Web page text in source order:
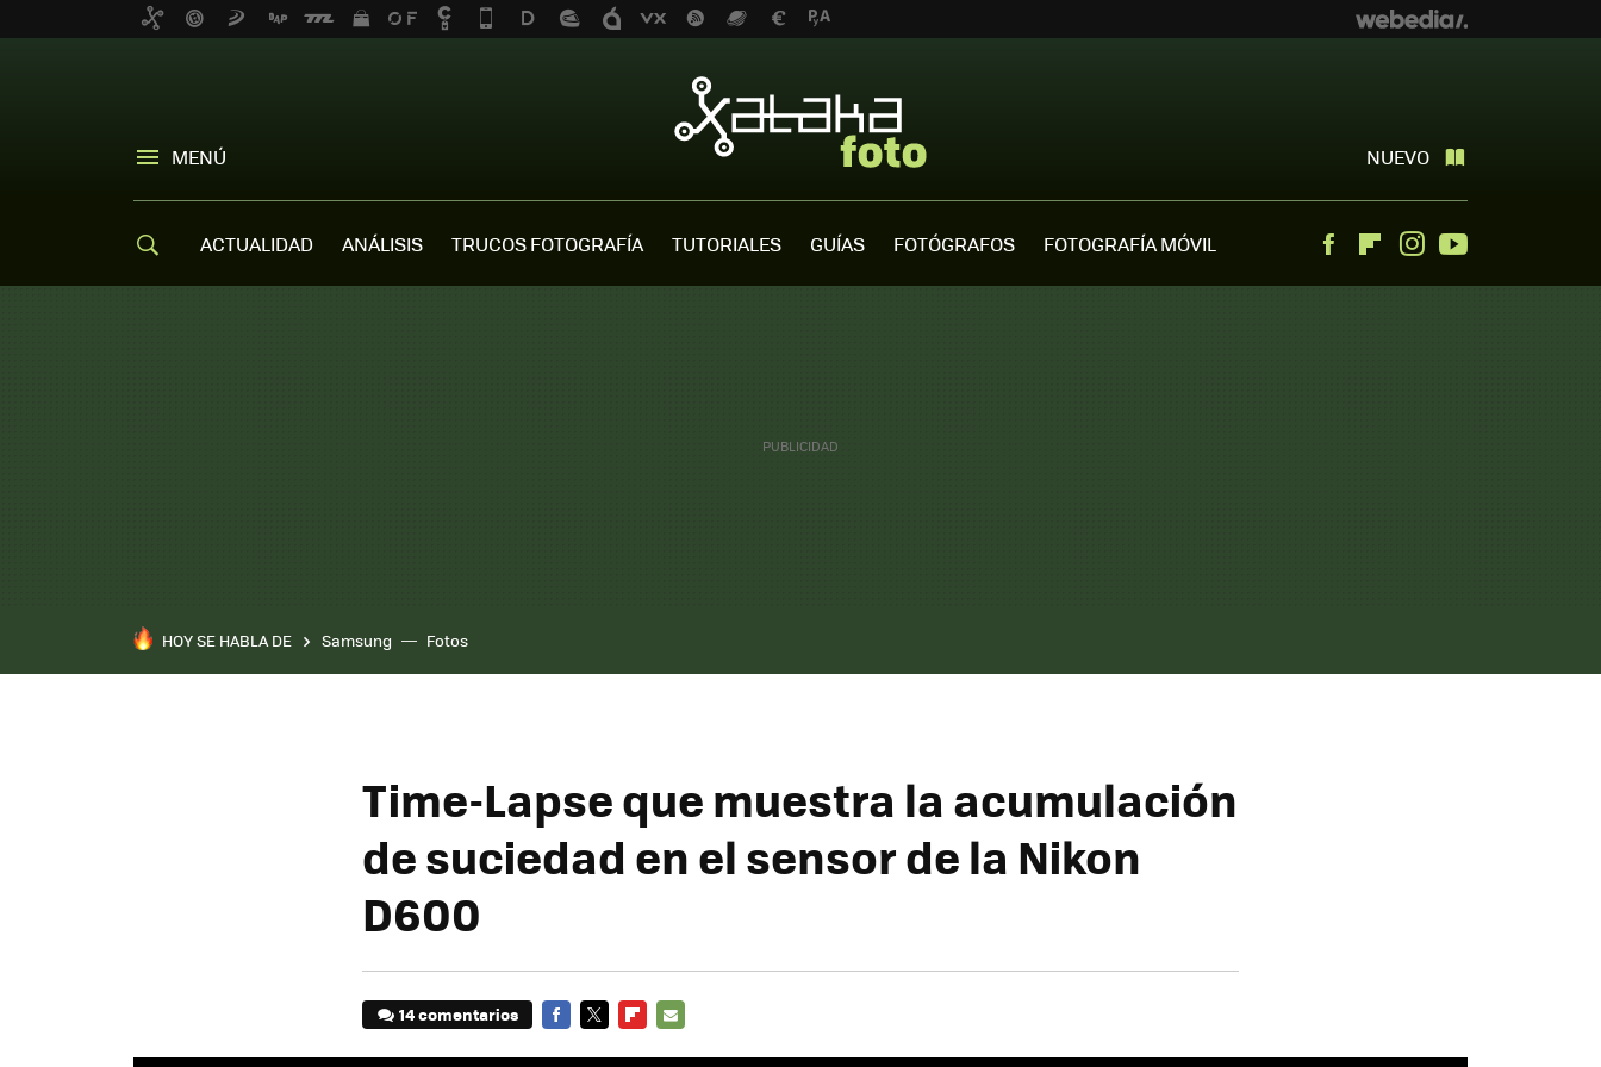
MENÚ NUEVO
ACTUALIDAD ANÁLISIS TRUCOS FOTOGRAFÍA TUTORIALES GUÍAS FOTÓGRAFOS FOTOGRAFÍA MÓVIL FacebookFlipboardInstagram
HOY SE HABLA DE Samsung Fotos
Time-Lapse que muestra la acumulación
de suciedad en el sensor de la Nikon
D600
14 comentarios